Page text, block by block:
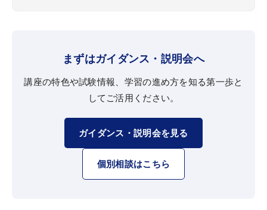
まずはガイダンス・説明会へ
講座の特色や試験情報、学習の進め方を知る第一歩と
してご活用ください。
ガイダンス・説明会を見る
個別相談はこちら